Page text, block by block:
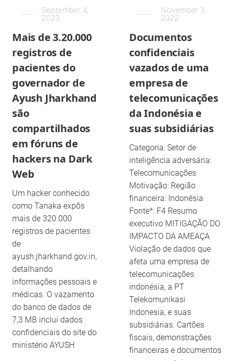
September 4,
2023
Mais de 3.20.000
registros de
pacientes do
governador de
Ayush Jharkhand
são
compartilhados
em fóruns de
hackers na Dark
Web
Um hacker conhecido
como Tanaka expôs
mais de 320.000
registros de pacientes
de
ayush.jharkhand.gov.in,
detalhando
informações pessoais e
médicas. O vazamento
do banco de dados de
7,3 MB inclui dados
confidenciais do site do
ministério AYUSH
November 3,
2022
Documentos
confidenciais
vazados de uma
empresa de
telecomunicações
da Indonésia e
suas subsidiárias
Categoria: Setor de
inteligência adversária:
Telecomunicações
Motivação: Região
financeira: Indonésia
Fonte*: F4 Resumo
executivo MITIGAÇÃO DO
IMPACTO DA AMEAÇA
Violação de dados que
afeta uma empresa de
telecomunicações
indonésia, a PT
Telekomunikasi
Indonesia, e suas
subsidiárias. Cartões
fiscais, demonstrações
financeiras e documentos